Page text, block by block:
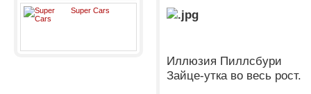
Super Cars
Иллюзия Пиллсбури
Зайце-утка во весь рост.